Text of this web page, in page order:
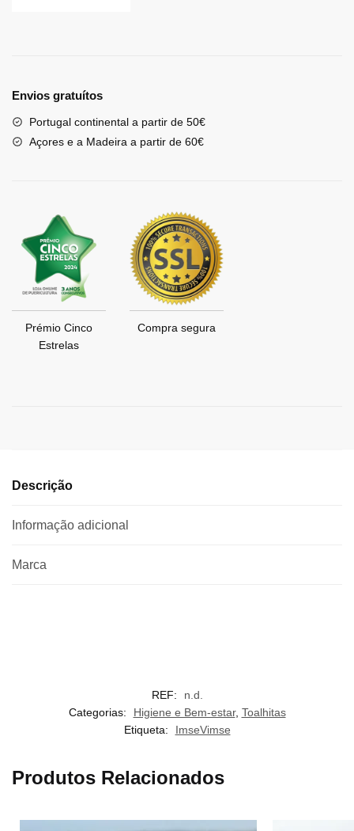
Envios gratuítos
Portugal continental a partir de 50€
Açores e a Madeira a partir de 60€
Prémio Cinco
Estrelas
Compra segura
Descrição
Informação adicional
Marca
REF:
n.d.
Categorias:
Higiene e Bem-estar, Toalhitas
Etiqueta:
ImseVimse
Produtos Relacionados